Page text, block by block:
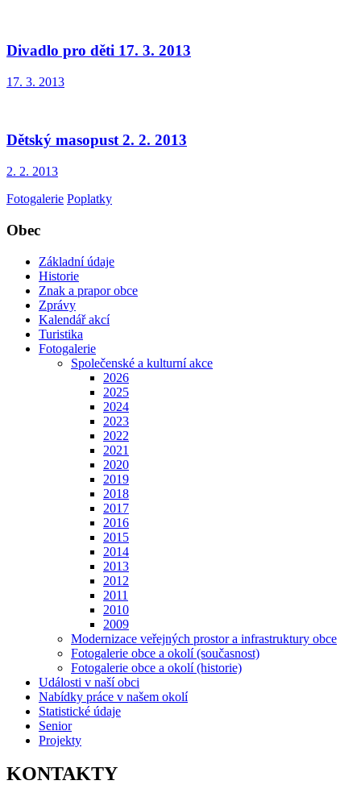
Divadlo pro děti 17. 3. 2013
17. 3. 2013
Dětský masopust 2. 2. 2013
2. 2. 2013
Fotogalerie Poplatky
Obec
Základní údaje
Historie
Znak a prapor obce
Zprávy
Kalendář akcí
Turistika
Fotogalerie
Společenské a kulturní akce
2026
2025
2024
2023
2022
2021
2020
2019
2018
2017
2016
2015
2014
2013
2012
2011
2010
2009
Modernizace veřejných prostor a infrastruktury obce
Fotogalerie obce a okolí (současnost)
Fotogalerie obce a okolí (historie)
Události v naší obci
Nabídky práce v našem okolí
Statistické údaje
Senior
Projekty
KONTAKTY